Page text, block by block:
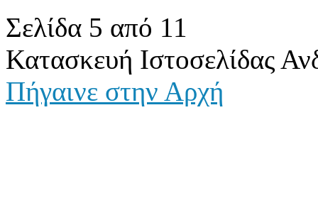
Σελίδα 5 από 11
Κατασκευή Ιστοσελίδας
Πήγαινε στην Αρχή